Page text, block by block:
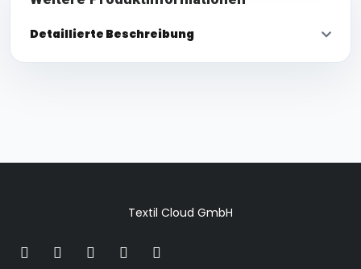
Detaillierte Beschreibung
Textil Cloud GmbH